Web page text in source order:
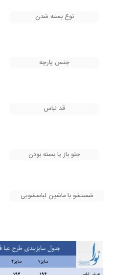
نوع بسته شدن
جنس پارچه
قد لباس
جلو باز یا بسته بودن
شستشو با ماشین لباسشویی